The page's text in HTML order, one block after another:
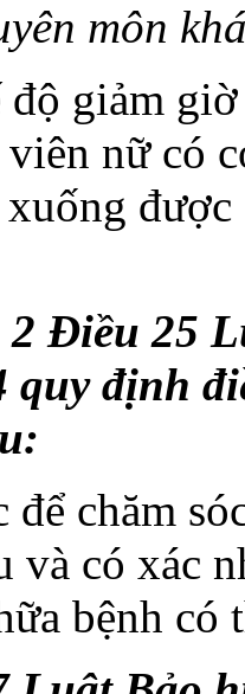
môn
độ giảm
nữ có
Điều 25
quy định
để chăm
và có xác
bệnh có